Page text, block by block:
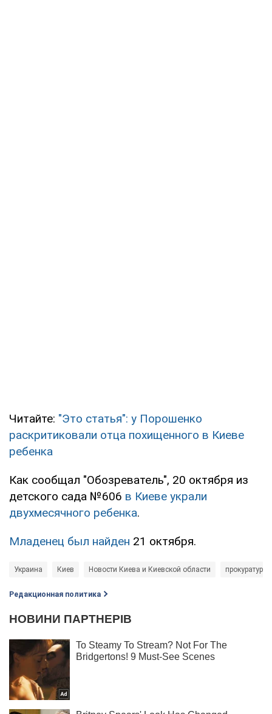
Читайте: "Это статья": у Порошенко
раскритиковали отца похищенного в Киеве
ребенка
Как сообщал "Обозреватель", 20 октября из
детского сада №606 в Киеве украли
двухмесячного ребенка.
Младенец был найден 21 октября.
Украина Киев Новости Киева и Киевской области прокуратура
Редакционная политика